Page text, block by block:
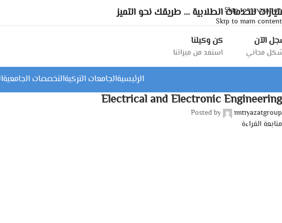
Skip to navigation
Skip to main content
للخدمات الطلابية ... طريقك نحو التميز
الآن
مجاني
كن وكيلنا
استفد من ميزاتنا
الرئيسيةالجامعات التركيةالتخصصات الجامعية
Electrical and Electronic Engineering
Posted by
imtiyazatgroup
متابعة القراءة